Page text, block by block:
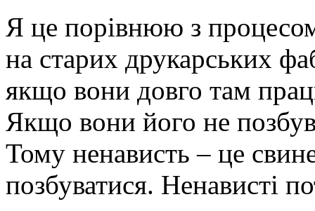
Я це порівнюю з
на старих друкарських
якщо вони довго там
Якщо вони його не
Тому ненависть – це
позбуватися. Ненависті